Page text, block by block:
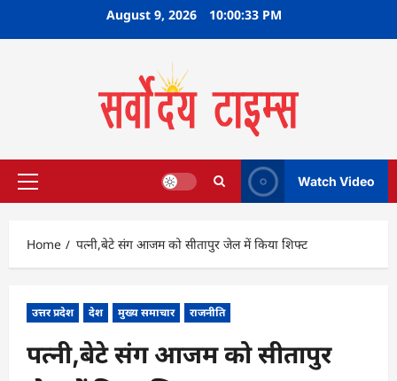
August 9, 2026 10:00:34 PM
Primary
Watch Video
Home पत्नी,बेटे संग आजम को सीतापुर जेल में किया शिफ्ट
उत्तर प्रदेश देश मुख्य समाचार राजनीति
पत्नी,बेटे संग आजम को सीतापुर